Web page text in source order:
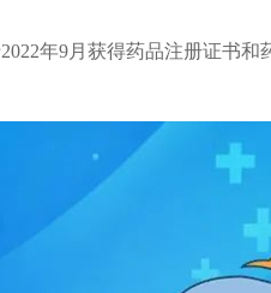
年9月获得药品注册证书和